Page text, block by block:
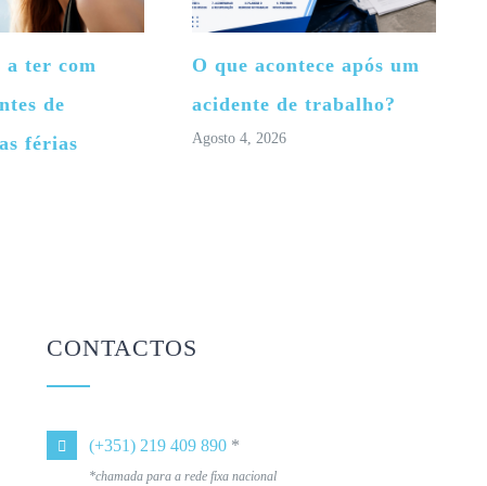
a ter com
de
férias
O que acontece após um
acidente de trabalho?
Agosto 4, 2026
CONTACTOS
(+351) 219 409 890*
*chamada para a rede fixa nacional